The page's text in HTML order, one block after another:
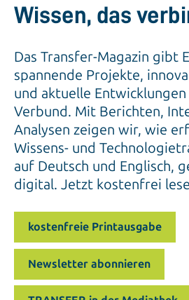
Wissen, das
Das Transfer-Magazin gibt
spannende Projekte,
und aktuelle
Verbund. Mit Berichten,
Analysen zeigen wir, wie
Wissens- und
auf Deutsch und Englisch,
digital. Jetzt kostenfrei
kostenfreie Printausgabe
Newsletter abonnieren